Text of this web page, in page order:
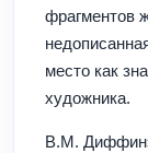
фрагментов
место как
художника.
В.М.